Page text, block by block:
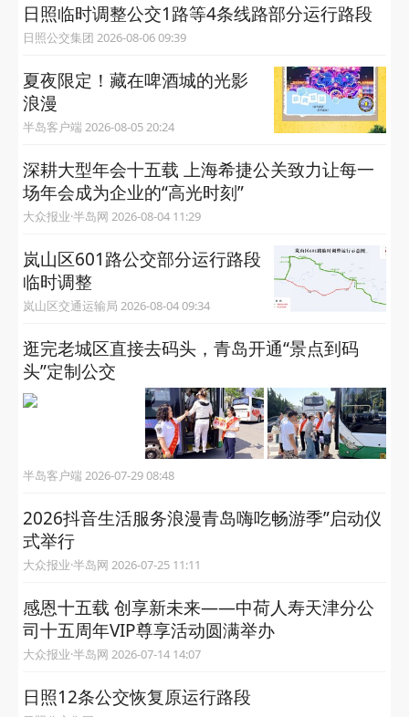
日照临时调整公交1路等4条线路部分运行路段
日照公交集团 2026-08-06 09:39
夏夜限定！藏在啤酒城的光影
浪漫
半岛客户端 2026-08-05 20:24
深耕大型年会十五载 上海希捷公关致力让每一
场年会成为企业的“高光时刻”
大众报业·半岛网 2026-08-04 11:29
岚山区601路公交部分运行路段
临时调整
岚山区交通运输局 2026-08-04 09:34
逛完老城区直接去码头，青岛开通“景点到码
头”定制公交
半岛客户端 2026-07-29 08:48
2026抖音生活服务浪漫青岛嗨吃畅游季”启动仪
式举行
大众报业·半岛网 2026-07-25 11:11
感恩十五载 创享新未来——中荷人寿天津分公
司十五周年VIP尊享活动圆满举办
大众报业·半岛网 2026-07-14 14:07
日照12条公交恢复原运行路段